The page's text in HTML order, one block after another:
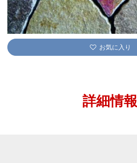
お気に入り
詳細情報